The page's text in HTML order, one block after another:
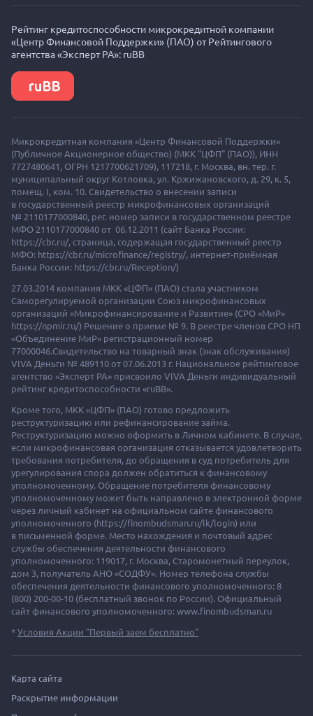
Рейтинг кредитоспособности микрокредитной компании
«Центр Финансовой Поддержки» (ПАО) от Рейтингового
агентства «Эксперт РА»: ruBB
Микрокредитная компания «Центр Финансовой Поддержки»
(Публичное Акционерное общество) (МКК "ЦФП" (ПАО)), ИНН
7727480641, ОГРН 1217700621709), 117218, г. Москва, вн. тер. г.
муниципальный округ Котловка, ул. Кржижановского, д. 29, к. 5,
помещ. I, ком. 10. Свидетельство о внесении записи
в государственный реестр микрофинансовых организаций
№ 2110177000840, рег. номер записи в государственном реестре
МФО 2110177000840 от 06.12.2011 (сайт Банка России:
https://cbr.ru/, страница, содержащая государственный реестр
МФО: https://cbr.ru/microfinance/registry/, интернет-приёмная
Банка России: https://cbr.ru/Reception/)
27.03.2014 компания МКК «ЦФП» (ПАО) стала участником
Саморегулируемой организации Союз микрофинансовых
организаций «Микрофинансирование и Развитие» (СРО «МиР»
https://npmir.ru/) Решение о приеме № 9. В реестре членов СРО НП
«Объединение МиР» регистрационный номер
77000046.Свидетельство на товарный знак (знак обслуживания)
VIVA Деньги № 489110 от 07.06.2013 г. Национальное рейтинговое
агентство «Эксперт РА» присвоило VIVA Деньги индивидуальный
рейтинг кредитоспособности «ruBB».
Кроме того, МКК «ЦФП» (ПАО) готово предложить
реструктуризацию или рефинансирование займа.
Реструктуризацию можно оформить в Личном кабинете. В случае,
если микрофинансовая организация отказывается удовлетворить
требования потребителя, до обращения в суд потребитель для
урегулирования спора должен обратиться к финансовому
уполномоченному. Обращение потребителя финансовому
уполномоченному может быть направлено в электронной форме
через личный кабинет на официальном сайте финансового
уполномоченного (https://finombudsman.ru/lk/login) или
в письменной форме. Место нахождения и почтовый адрес
службы обеспечения деятельности финансового
уполномоченного: 119017, г. Москва, Старомонетный переулок,
дом 3, получатель АНО «СОДФУ». Номер телефона службы
обеспечения деятельности финансового уполномоченного: 8
(800) 200-00-10 (бесплатный звонок по России). Официальный
сайт финансового уполномоченного: www.finombudsman.ru
*Условия Акции "Первый заем бесплатно"
Карта сайта
Раскрытие информации